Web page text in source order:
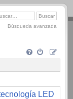
Búsqueda avanzada
LED